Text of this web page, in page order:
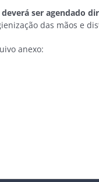
ser agendado
das mãos e
anexo: